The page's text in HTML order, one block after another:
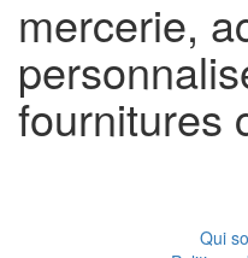
mercerie,
fournitures
Qui